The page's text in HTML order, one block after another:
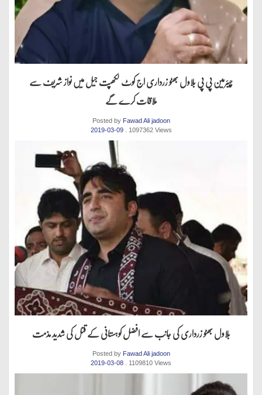
چیئرمین پی پی بلاول بھٹو زرداری اج کوٹ لکھپت جیل میں نواز شریف سے
ملاقات کرے گے
Posted by Fawad Ali jadoon
2019-03-09
. 1097362 Views
بلاول بھٹو زرداری کی جانب سے افضل کوہستانی کے قتل کی شدید مذمت
Posted by Fawad Ali jadoon
2019-03-08
. 1109810 Views